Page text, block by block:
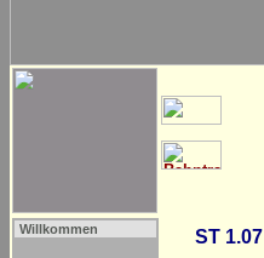
Willkommen ST 1.07